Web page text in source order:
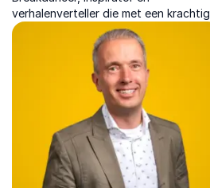
verhalenverteller die met een krachtig
levensverhaal en live performance laat
zien dat mindset grenzen doorbreekt.